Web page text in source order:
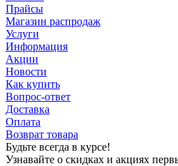
Прайсы
Магазин распродаж
Услуги
Информация
Акции
Новости
Как купить
Вопрос-ответ
Доставка
Оплата
Возврат товара
Будьте всегда в курсе!
Узнавайте о скидках и акциях